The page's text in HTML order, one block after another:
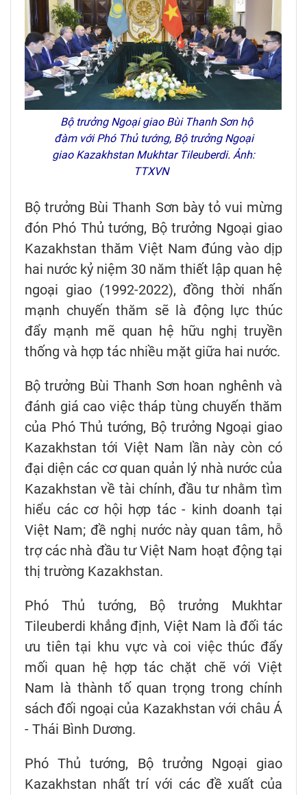
Bộ trưởng Ngoại giao Bùi Thanh Sơn hộ
đàm với Phó Thủ tướng, Bộ trưởng Ngoại
giao Kazakhstan Mukhtar Tileuberdi. Ảnh:
TTXVN
Bộ trưởng Bùi Thanh Sơn bày tỏ vui mừng
đón Phó Thủ tướng, Bộ trưởng Ngoại giao
Kazakhstan thăm Việt Nam đúng vào dịp
hai nước kỷ niệm 30 năm thiết lập quan hệ
ngoại giao (1992-2022), đồng thời nhấn
mạnh chuyến thăm sẽ là động lực thúc
đẩy mạnh mẽ quan hệ hữu nghị truyền
thống và hợp tác nhiều mặt giữa hai nước.
Bộ trưởng Bùi Thanh Sơn hoan nghênh và
đánh giá cao việc tháp tùng chuyến thăm
của Phó Thủ tướng, Bộ trưởng Ngoại giao
Kazakhstan tới Việt Nam lần này còn có
đại diện các cơ quan quản lý nhà nước của
Kazakhstan về tài chính, đầu tư nhằm tìm
hiểu các cơ hội hợp tác - kinh doanh tại
Việt Nam; đề nghị nước này quan tâm, hỗ
trợ các nhà đầu tư Việt Nam hoạt động tại
thị trường Kazakhstan.
Phó Thủ tướng, Bộ trưởng Mukhtar
Tileuberdi khẳng định, Việt Nam là đối tác
ưu tiên tại khu vực và coi việc thúc đẩy
mối quan hệ hợp tác chặt chẽ với Việt
Nam là thành tố quan trọng trong chính
sách đối ngoại của Kazakhstan với châu Á
- Thái Bình Dương.
Phó Thủ tướng, Bộ trưởng Ngoại giao
Kazakhstan nhất trí với các đề xuất của